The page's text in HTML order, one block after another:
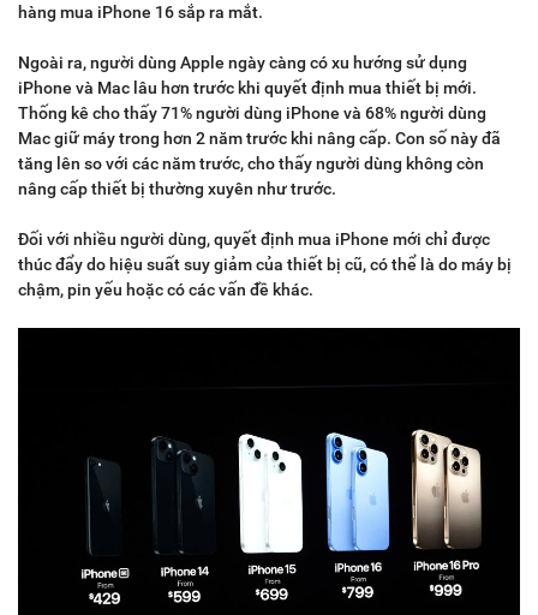
hàng mua iPhone 16 sắp ra mắt.
Ngoài ra, người dùng Apple ngày càng có xu hướng sử dụng
iPhone và Mac lâu hơn trước khi quyết định mua thiết bị mới.
Thống kê cho thấy 71% người dùng iPhone và 68% người dùng
Mac giữ máy trong hơn 2 năm trước khi nâng cấp. Con số này đã
tăng lên so với các năm trước, cho thấy người dùng không còn
nâng cấp thiết bị thường xuyên như trước.
Đối với nhiều người dùng, quyết định mua iPhone mới chỉ được
thúc đẩy do hiệu suất suy giảm của thiết bị cũ, có thể là do máy bị
chậm, pin yếu hoặc có các vấn đề khác.